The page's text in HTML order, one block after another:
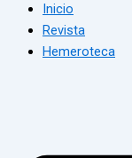
Inicio
Revista
Hemeroteca